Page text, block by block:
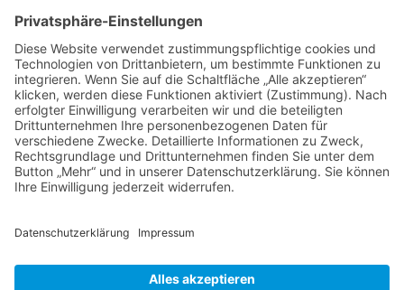
Situations-Typen (GLOBAL)
01.Mensch als Individuum
02.Mensch als soziales Wesen
03.Mensch im Lebensbezug
04.Strukturelle Ordnungen
Copyright 2019 - 2023WAK / Prof. Dr. Annely